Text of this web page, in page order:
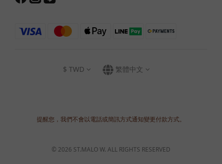
$ TWD 繁體中文
提醒您，我們不會以電話或簡訊方式通知變更付款方式。
© 2026 ST.MALO W. ALL RIGHTS RESERVED